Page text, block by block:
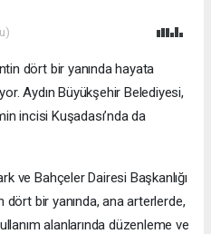
dört bir yanında hayata
Aydın Büyükşehir Belediyesi,
incisi Kuşadası’nda da
ve Bahçeler Dairesi Başkanlığı
dört bir yanında, ana arterlerde,
alanlarında düzenleme ve